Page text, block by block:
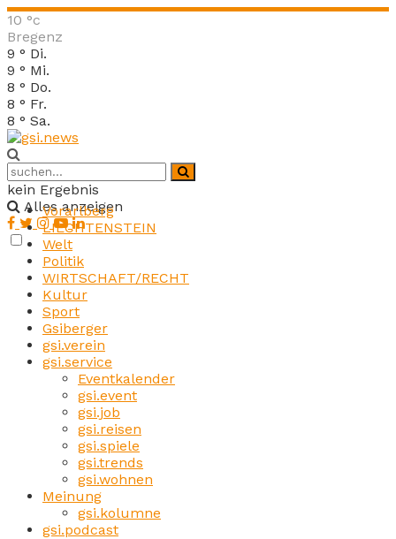
10 °c
Bregenz
9 ° Di.
9 ° Mi.
8 ° Do.
8 ° Fr.
8 ° Sa.
kein Ergebnis
Alles anzeigen
Vorarlberg
LIECHTENSTEIN
Welt
Politik
WIRTSCHAFT/RECHT
Kultur
Sport
Gsiberger
gsi.verein
gsi.service
Eventkalender
gsi.event
gsi.job
gsi.reisen
gsi.spiele
gsi.trends
gsi.wohnen
Meinung
gsi.kolumne
gsi.podcast